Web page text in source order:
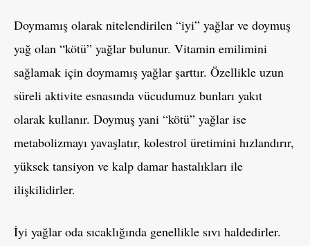
Doymamış olarak nitelendirilen “iyi” yağlar ve doymuş
yağ olan “kötü” yağlar bulunur. Vitamin emilimini
sağlamak için doymamış yağlar şarttır. Özellikle uzun
süreli aktivite esnasında vücudumuz bunları yakıt
olarak kullanır. Doymuş yani “kötü” yağlar ise
metabolizmayı yavaşlatır, kolestrol üretimini hızlandırır,
yüksek tansiyon ve kalp damar hastalıkları ile
ilişkilidirler.
İyi yağlar oda sıcaklığında genellikle sıvı haldedirler.